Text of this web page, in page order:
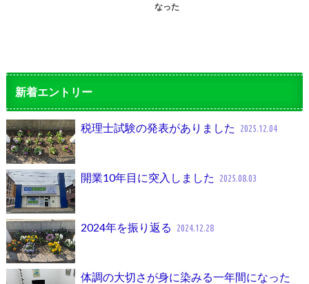
なった
新着エントリー
税理士試験の発表がありました 2025.12.04
開業10年目に突入しました 2025.08.03
2024年を振り返る 2024.12.28
体調の大切さが身に染みる一年間になった